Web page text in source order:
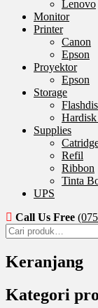
Lenovo
Monitor
Printer
Canon
Epson
Proyektor
Epson
Storage
Supplies
Refil
Ribbon
Tinta
UPS
Call Us Free
Pencarian
untuk:
Keranjang
Kategori